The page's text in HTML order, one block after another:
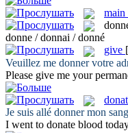
main
donne / donnai / donné
give
Veuillez me donnervotre
Please give me your
Je suis allé donnermon
I went to donate blood